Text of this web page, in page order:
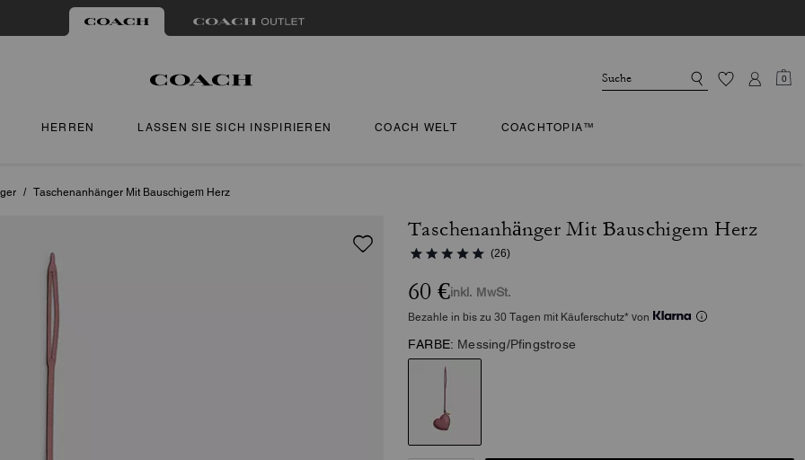
0
HERREN LASSEN SIE SICH INSPIRIEREN COACH WELT COACHTOPIA™
/ Taschenanhänger Mit Bauschigem Herz
Taschenanhänger Mit Bauschigem Herz
(26)
60 €inkl. MwSt.
Bezahle in bis zu 30 Tagen mit Käuferschutz* von
FARBE: Messing/Pfingstrose